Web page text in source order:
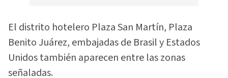
El distrito hotelero Plaza San Martín, Plaza
Benito Juárez, embajadas de Brasil y Estados
Unidos también aparecen entre las zonas
señaladas.